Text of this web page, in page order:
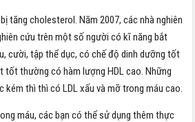
tăng cholesterol. Năm 2007, các nhà nghiên
cứu trên một số người có kĩ năng bắt
cười, tập thể dục, có chế độ dinh dưỡng tốt
tốt thường có hàm lượng HDL cao. Những
thì thì có LDL xấu và mỡ trong máu cao.
máu, các bạn có thể sử dụng thêm thực